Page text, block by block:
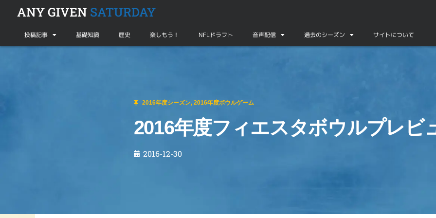
ANY GIVEN SATURDAY
投稿記事 基礎知識 歴史 楽しもう！ NFLドラフト 音声配信 過去のシーズン サイトについて
2016年度シーズン, 2016年度ボウルゲーム
2016年度フィエスタボウルプレビ
2016-12-30